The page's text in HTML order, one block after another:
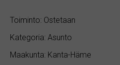
Toiminto: Ostetaan
Kategoria: Asunto
Maakunta: Kanta-Häme